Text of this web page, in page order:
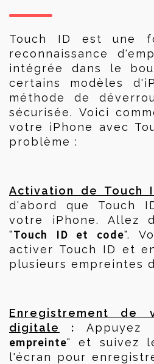
Touch ID est une
reconnaissance
intégrée dans le
certains modèles
méthode de
sécurisée. Voici
votre iPhone avec
problème :
Activation de Touch
d'abord que Touch
votre iPhone. Allez
"Touch ID et code".
activer Touch ID et
plusieurs empreintes
Enregistrement de
digitale
: Appuyez
empreinte" et suivez
l'écran pour